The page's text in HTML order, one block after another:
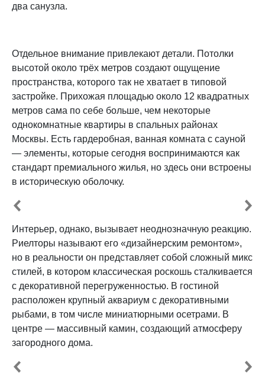
два санузла.
Отдельное внимание привлекают детали. Потолки
высотой около трёх метров создают ощущение
пространства, которого так не хватает в типовой
застройке. Прихожая площадью около 12 квадратных
метров сама по себе больше, чем некоторые
однокомнатные квартиры в спальных районах
Москвы. Есть гардеробная, ванная комната с сауной
— элементы, которые сегодня воспринимаются как
стандарт премиального жилья, но здесь они встроены
в историческую оболочку.
Интерьер, однако, вызывает неоднозначную реакцию.
Риелторы называют его «дизайнерским ремонтом»,
но в реальности он представляет собой сложный микс
стилей, в котором классическая роскошь сталкивается
с декоративной перегруженностью. В гостиной
расположен крупный аквариум с декоративными
рыбами, в том числе миниатюрными осетрами. В
центре — массивный камин, создающий атмосферу
загородного дома.